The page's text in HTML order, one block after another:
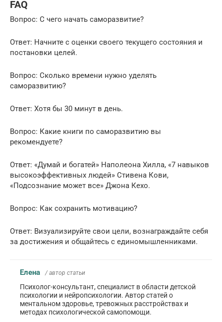
FAQ
Вопрос: С чего начать саморазвитие?
Ответ: Начните с оценки своего текущего состояния и
постановки целей.
Вопрос: Сколько времени нужно уделять
саморазвитию?
Ответ: Хотя бы 30 минут в день.
Вопрос: Какие книги по саморазвитию вы
рекомендуете?
Ответ: «Думай и богатей» Наполеона Хилла, «7 навыков
высокоэффективных людей» Стивена Кови,
«Подсознание может все» Джона Кехо.
Вопрос: Как сохранить мотивацию?
Ответ: Визуализируйте свои цели, вознаграждайте себя
за достижения и общайтесь с единомышленниками.
Елена / автор статьи
Психолог-консультант, специалист в области детской
психологии и нейропсихологии. Автор статей о
ментальном здоровье, тревожных расстройствах и
методах психологической самопомощи.